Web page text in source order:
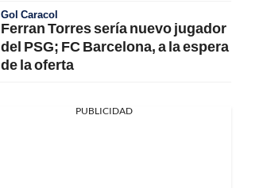
Gol Caracol
Ferran Torres sería nuevo jugador
del PSG; FC Barcelona, a la espera
de la oferta
PUBLICIDAD